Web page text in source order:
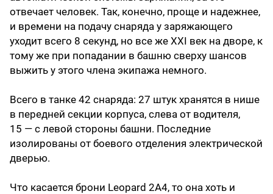
отвечает человек. Так, конечно, проще и надежнее,
и времени на подачу снаряда у заряжающего
уходит всего 8 секунд, но все же XXI век на дворе, к
тому же при попадании в башню сверху шансов
выжить у этого члена экипажа немного.
Всего в танке 42 снаряда: 27 штук хранятся в нише
в передней секции корпуса, слева от водителя,
15 — с левой стороны башни. Последние
изолированы от боевого отделения электрической
дверью.
Что касается брони Leopard 2А4, то она хоть и